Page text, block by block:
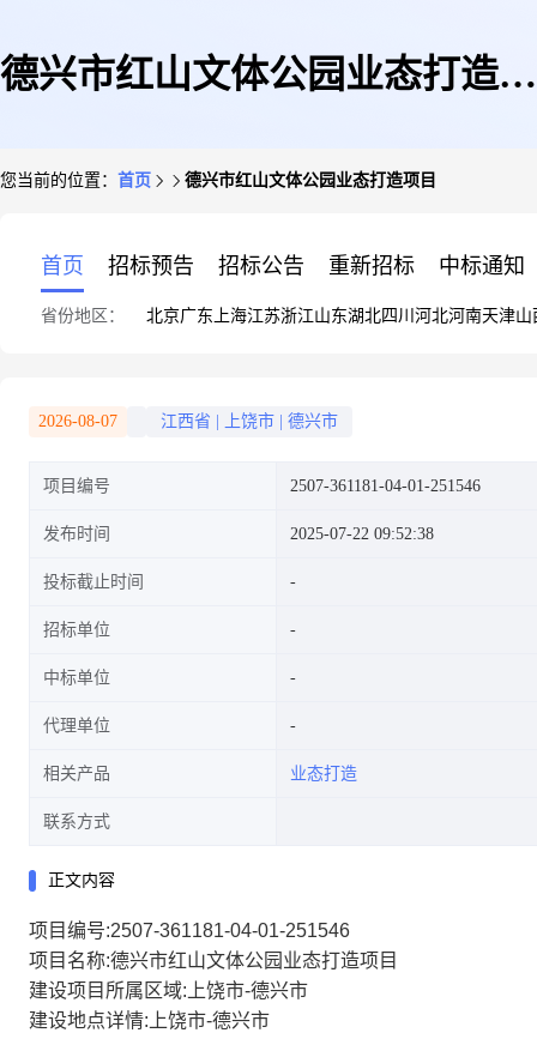
德兴市红山文体公园业态打造项
您当前的位置： 首页 德兴市红山文体公园业态打造项目
首页 招标预告 招标公告 重新招标 中标通知
省份地区： 北京广东 上海江苏浙江山东湖北四川 河北河南天津山
2026-08-07 江西省 上饶市 德兴市
项目编号 2507-361181-04-01-251546
发布时间 2025-07-22 09:52:38
投标截止时间
招标单位
中标单位
代理单位
相关产品 业态打造
联系方式
正文内容
项目编号:2507-361181-04-01-251546
项目名称:德兴市红山文体公园业态打造项目
建设项目所属区域:上饶市-德兴市
建设地点详情:上饶市-德兴市